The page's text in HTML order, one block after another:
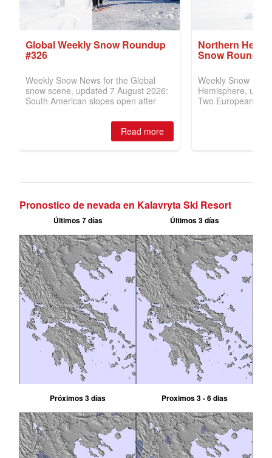
Pronostico de nevada en Kalavryta Ski Resort
Últimos 7 días Últimos 3 días
Próximos 3 días Proximos 3 - 6 dias